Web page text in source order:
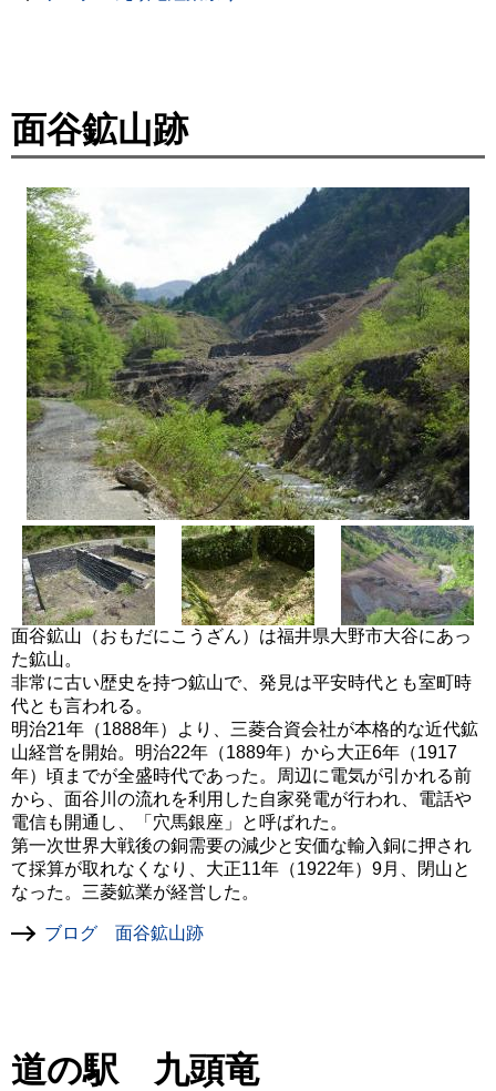
面谷鉱山跡
面谷鉱山（おもだにこうざん）は福井県大野市大谷にあっ
た鉱山。
非常に古い歴史を持つ鉱山で、発見は平安時代とも室町時
代とも言われる。
明治21年（1888年）より、三菱合資会社が本格的な近代鉱
山経営を開始。明治22年（1889年）から大正6年（1917
年）頃までが全盛時代であった。周辺に電気が引かれる前
から、面谷川の流れを利用した自家発電が行われ、電話や
電信も開通し、「穴馬銀座」と呼ばれた。
第一次世界大戦後の銅需要の減少と安価な輸入銅に押され
て採算が取れなくなり、大正11年（1922年）9月、閉山と
なった。三菱鉱業が経営した。
ブログ 面谷鉱山跡
道の駅 九頭竜